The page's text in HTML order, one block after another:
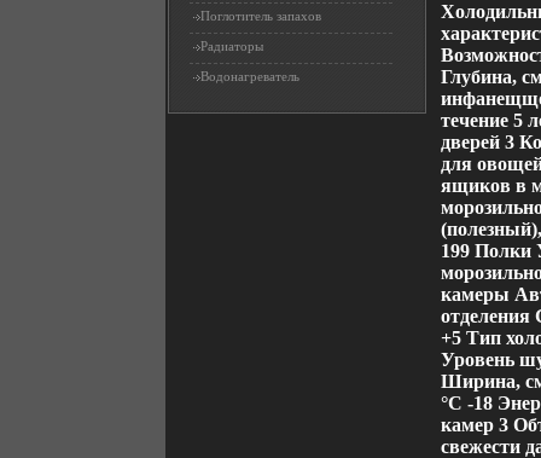
Поглотитель запахов
Радиаторы
Водонагреватель
Глубина,
течение 5
дверей 3
для
ящиков в
199 Полки
камеры
отделения
+5 Тип
Уровень
Ширина,
°C -18
камер 3
свежести